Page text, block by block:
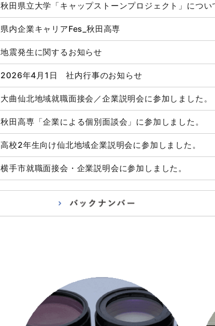
秋田県立大学「キャップストーンプロジェクト」につい
県内企業キャリアFes_秋田高専
地震発生に関するお知らせ
2026年4月1日 社内行事のお知らせ
大曲仙北地域就職面接会／企業説明会に参加しました。
秋田高専「企業による個別面談会」に参加しました。
高校2年生向け仙北地域企業説明会に参加しました。
横手市就職面接会・企業説明会に参加しました。